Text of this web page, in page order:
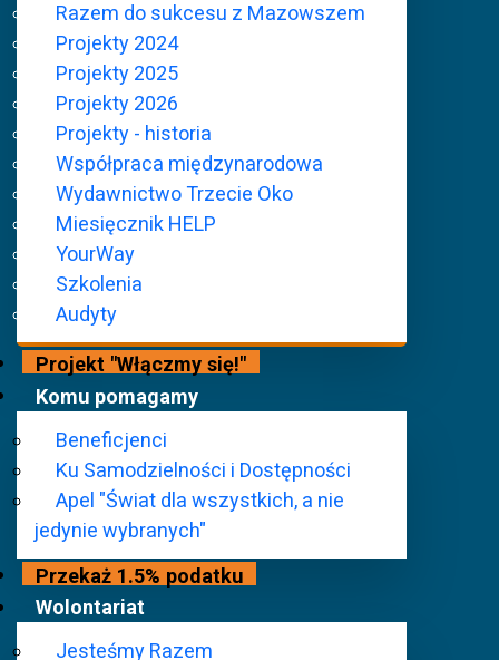
Menu Główne
Razem do sukcesu z Mazowszem
Projekty 2024
Projekty 2025
Projekty 2026
Projekty - historia
Współpraca międzynarodowa
Wydawnictwo Trzecie Oko
Miesięcznik HELP
YourWay
Szkolenia
Audyty
Projekt "Włączmy się!"
Komu pomagamy
Beneficjenci
Ku Samodzielności i Dostępności
Apel "Świat dla wszystkich, a nie
jedynie wybranych"
Przekaż 1.5% podatku
Wolontariat
Jesteśmy Razem
Projekty 2024
Moje Mazowsze - aktywni razem
Fundacja Szansa – Jesteśmy Razem pragnie pomagać w
we wszystkich dziedzinach życia społecznego poprzez
Zadanie publiczne pn. Moje Mazowsze – aktywni razem
pośrednictwem Województwa Mazowieckiego.
W ramach projektu "Moje Mazowsze - aktywni razem"
1. imprezę rekreacyjno-kulturalną w Pałacu Kultury i Nauki ph.
2. wyjazd turystyczno-rekreacyjny do Radomia
3. sześć mazowieckich spotkań kulturalnych